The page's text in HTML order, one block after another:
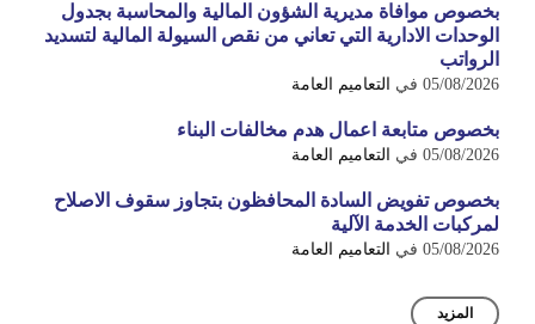
بخصوص موافاة مديرية الشؤون المالية والمحاسبة بجدول
الوحدات الادارية التي تعاني من نقص السيولة المالية لتسديد
الرواتب
05/08/2026 في التعاميم العامة
بخصوص متابعة اعمال هدم مخالفات البناء
05/08/2026 في التعاميم العامة
بخصوص تفويض السادة المحافظون بتجاوز سقوف الاصلاح
لمركبات الخدمة الآلية
05/08/2026 في التعاميم العامة
المزيد